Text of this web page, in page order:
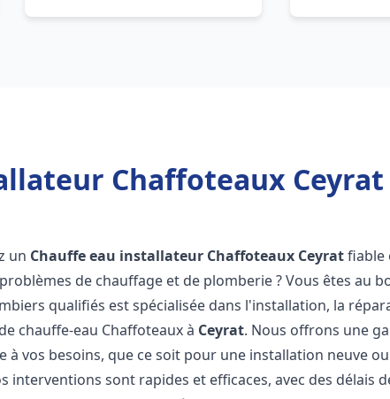
Chaffoteaux Ceyrat
un Chauffe eau installateur Chaffoteaux Ceyratfiable
de chauffage et de plomberie ? Vous êtes au
qualifiés est spécialisée dans l'installation, la
chauffe-eau Chaffoteaux à Ceyrat. Nous offrons une
à vos besoins, que ce soit pour une installation neuve
interventions sont rapides et efficaces, avec des délais